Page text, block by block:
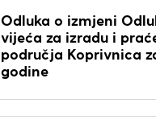
Odluka o izmjeni
vijeća za izradu i
područja Koprivnica
godine